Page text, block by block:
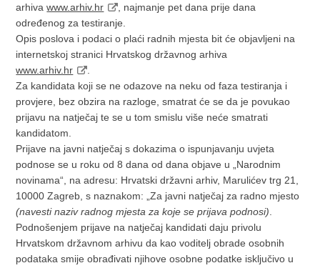
arhivawww.arhiv.hr
, najmanje pet dana prije dana
određenog za testiranje.
Opis poslova i podaci o plaći radnih mjesta bit će objavljeni na
internetskoj stranici Hrvatskog državnog arhiva
www.arhiv.hr
Za kandidata koji se ne odazove na neku od faza testiranja i
provjere, bez obzira na razloge, smatrat će se da je povukao
prijavu na natječaj te se u tom smislu više neće smatrati
kandidatom.
Prijave na javni natječaj s dokazima o ispunjavanju uvjeta
podnose se u roku od 8 dana od dana objave u „Narodnim
novinama“, na adresu: Hrvatski državni arhiv, Marulićev trg 21,
10000 Zagreb, s naznakom: „Za javni natječaj za radno mjesto
(navesti naziv radnog mjesta za koje se prijava podnosi)
Podnošenjem prijave na natječaj kandidati daju privolu
Hrvatskom državnom arhivu da kao voditelj obrade osobnih
podataka smije obrađivati njihove osobne podatke isključivo u